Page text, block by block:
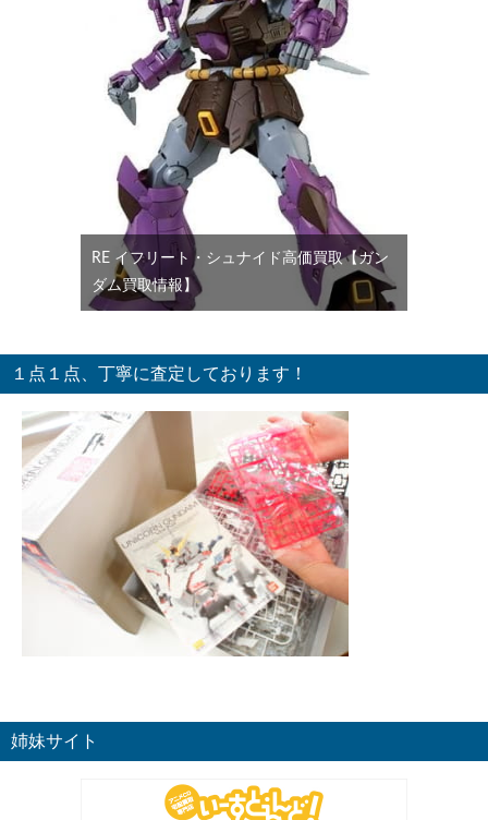
RE イフリート・シュナイド高価買取【ガン
ダム買取情報】
１点１点、丁寧に査定しております！
姉妹サイト